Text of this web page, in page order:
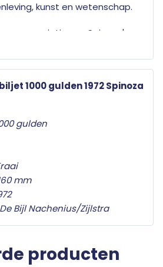
kunst en wetenschap.
associatie van Spinoza's
van het oneindige,
en viekanten
1000 gulden 1972 Spinoza
gulden
mm
Bijl Nachenius/Zijlstra
producten